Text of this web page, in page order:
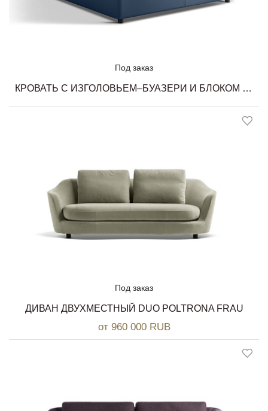
Под заказ
КРОВАТЬ С ИЗГОЛОВЬЕМ–БУАЗЕРИ И БЛОКОМ ДЛЯ ХРАНЕНИЯ FERDINANDEA POLTRONA FRAU
Под заказ
ДИВАН ДВУХМЕСТНЫЙ DUO POLTRONA FRAU
от 960 000 RUB